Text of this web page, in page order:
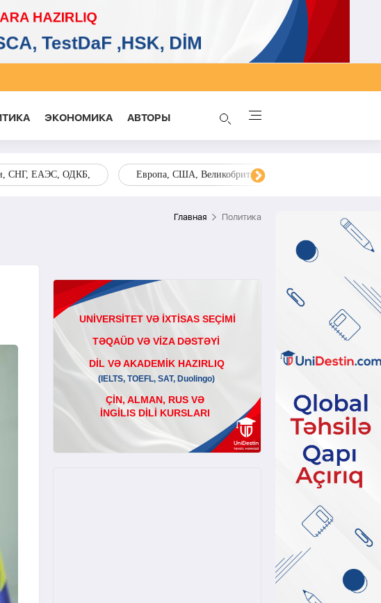
ЭКОНОМИКА AВТОРЫ
СНГ, ЕАЭС, ОДКБ, Европа, США, Великобритания, Украина, Запад,
Главная Политика